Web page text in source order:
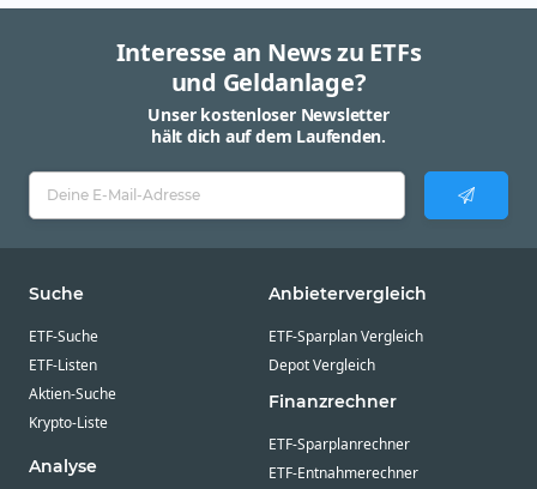
Interesse an News zu ETFs
und Geldanlage?
Unser kostenloser Newsletter
hält dich auf dem Laufenden.
Suche
ETF-Suche
ETF-Listen
Aktien-Suche
Krypto-Liste
Analyse
Anbietervergleich
ETF-Sparplan Vergleich
Depot Vergleich
Finanzrechner
ETF-Sparplanrechner
ETF-Entnahmerechner